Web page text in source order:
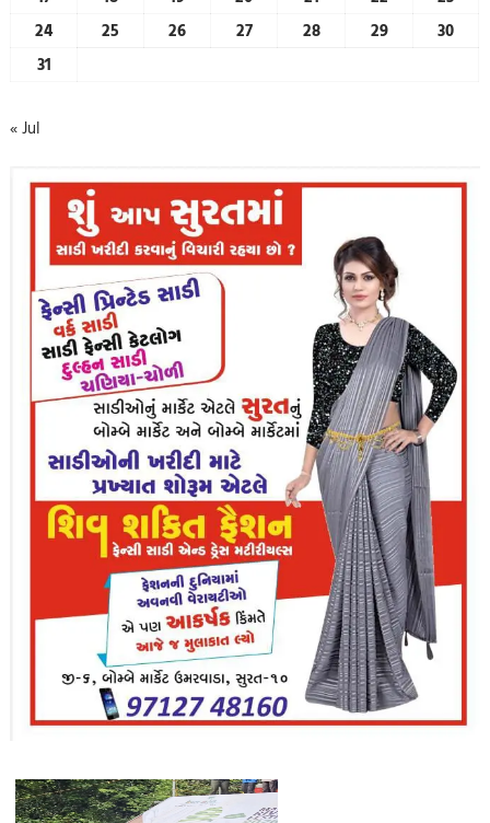
24
25 26 27 28 29
30
31
« Jul